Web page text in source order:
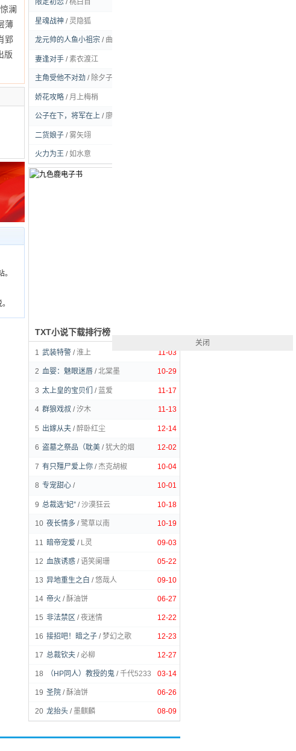
限定初恋 /桃白百
星魂战神 / 灵隐狐
龙元帅的人鱼小祖宗 / 曲流逸
妻逢对手 /素衣渡江
主角受他不对劲 / 除夕子时雪
娇花攻略 / 月上梅梢
公子在下，将军在上 /廖虫虫姑娘
二货娘子 /雾矢翊
火力为王 /如水意
澜
薄
郢
版
TXT小说下载排行榜
11-03
1 武装特警 /淮上
10-29
2 血婴：魅眼迷唇 /北棠墨
11-17
3 太上皇的宝贝们 / 蓝爱
11-13
4 群狼戏叔 /汐木
12-14
5 出嫁从夫 /醉卧红尘
12-02
6 盗墓之祭品（耽美 /犹大的烟
10-04
7 有只殭尸爱上你 / 杰克胡椒
10-01
8 专宠甜心 /
10-18
9 总裁选“妃” /沙漠狂云
10-19
10 夜长情多 /鹭草以南
09-03
11 暗帝宠爱 / L灵
05-22
12 血族诱惑 /语笑阑珊
09-10
13 异地重生之白 /悠哉人
06-27
14 帝火 /酥油饼
12-22
15 非法禁区 /夜迷情
12-23
16 接招吧！暗之子 /梦幻之歌
12-27
17 总裁钦夫 /必柳
03-14
18 （HP同人）教授的鬼 /千代5233
06-26
19 圣院 /酥油饼
08-09
20 龙抬头 /墨麒麟
关闭